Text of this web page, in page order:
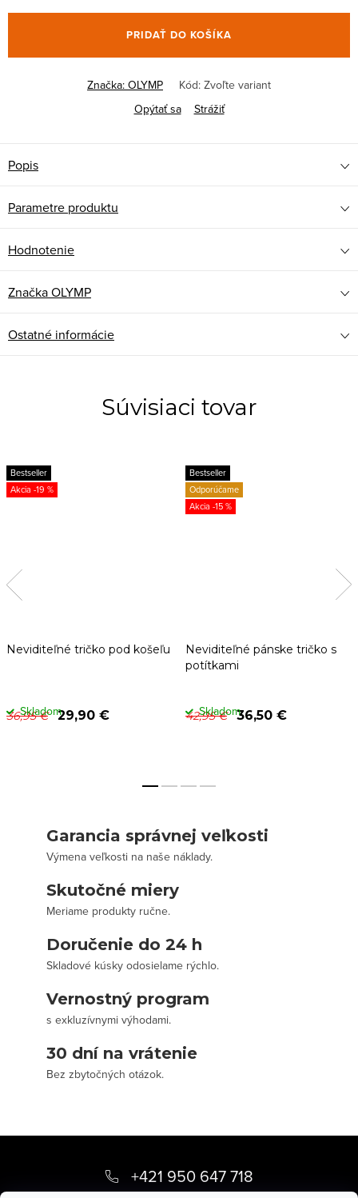
PRIDAŤ DO KOŠÍKA
Značka: OLYMP Kód: Zvoľte variant
Opýtať sa
Strážiť
Popis
Parametre produktu
Hodnotenie
ZnačkaOLYMP
Ostatné informácie
Súvisiaci tovar
Bestseller
-19 %
Neviditeľné tričko pod košeľu
36,95 € 29,90 €
Skladom
Bestseller
Odporúčame
-15 %
Neviditeľné pánske tričko s
potítkami
42,95 € 36,50 €
Skladom
Garancia správnej veľkosti
Výmena veľkosti na naše náklady.
Skutočné miery
Meriame produkty ručne.
Doručenie do 24 h
Skladové kúsky odosielame rýchlo.
Vernostný program
s exkluzívnymi výhodami.
30 dní na vrátenie
Bez zbytočných otázok.
+421 950 647 718